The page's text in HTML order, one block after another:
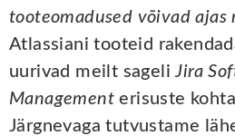
tooteomadused võivad ajas
Atlassiani tooteid
uurivad meilt sageliJira
Management erisuste
Järgnevaga tutvustame